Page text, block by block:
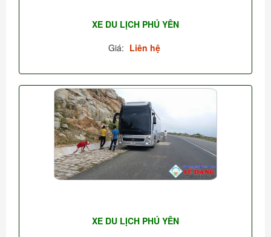
XE DU LỊCH PHÚ YÊN
Giá: Liên hệ
XE DU LỊCH PHÚ YÊN